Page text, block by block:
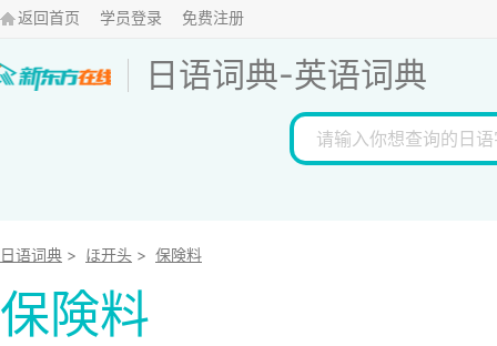
返回首页 学员登录 免费注册
日语词典-英语词典
日语词典 > ほ开头 > 保険料
保険料